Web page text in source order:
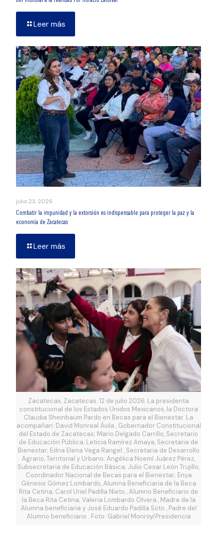
Leer más
julio 23, 2026
Combatir la impunidad y la extorsión es indispensable para proteger la paz y la
economía de Zacatecas
Leer más
Zacatecas, Zacatecas. 12 de julio 2026. La presidenta
constitucional de los Estados Unidos Mexicanos, la Doctora
Claudia Sheinbaum Pardo en Becas para el Bienestar. La
acompañan: David Monreal Ávila , Gobernador Constitucional
del Estado de Zacatecas; Mario Delgado Carrillo, Secretario
de Educación Pública; Leticia Ramírez Amaya, Secretaria de
Bienestar; Edna Elena Vega Rangel , Secretaria de Desarrollo
Agrario, Territorial y Urbano; Angélica Noemí Juárez Pérez,
Subsecretaria de Educación Básica; Julio Cesar León Trujillo,
Coordinador Nacional de Becas para el Bienestar; Enya
Génesis Gómez Lombardo, Alumna Beneficiaria de la Beca
Rita Cetina; Carol Uriel Padilla Nieto , Alumno Beneficiario de
la Beca Rita Cetina; Valeria Lombardo Olvera , Madre de la
Alumna beneficiaria y José Eduardo Padilla Soto , Padre del
Alumno beneficiario . Foto: Gabriel Monroy/Presidencia